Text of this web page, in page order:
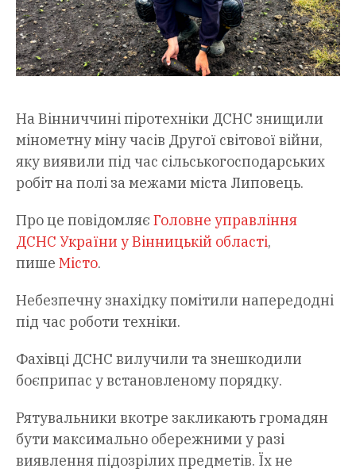
На Вінниччині піротехніки ДСНС знищили
мінометну міну часів Другої світової війни,
яку виявили під час сільськогосподарських
робіт на полі за межами міста Липовець.
Про це повідомляє Головне управління
ДСНС України у Вінницькій області,
пише Місто.
Небезпечну знахідку помітили напередодні
під час роботи техніки.
Фахівці ДСНС вилучили та знешкодили
боєприпас у встановленому порядку.
Рятувальники вкотре закликають громадян
бути максимально обережними у разі
виявлення підозрілих предметів. Їх не